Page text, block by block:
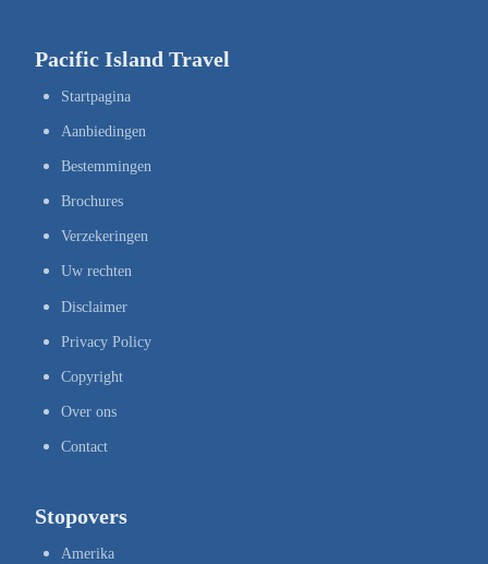
Pacific Island Travel
Startpagina
Aanbiedingen
Bestemmingen
Brochures
Verzekeringen
Uw rechten
Disclaimer
Privacy Policy
Copyright
Over ons
Contact
Stopovers
Amerika